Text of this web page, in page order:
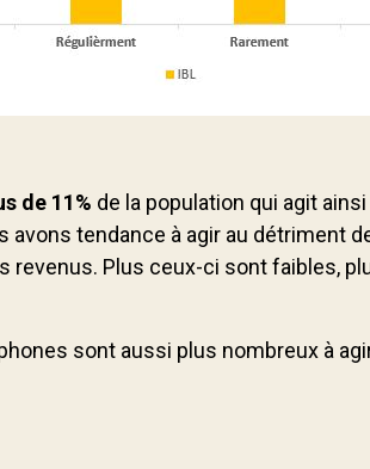
de 11% de la population qui agit
tendance à agir au détriment
revenus. Plus ceux-ci sont faibles,
sont aussi plus nombreux à